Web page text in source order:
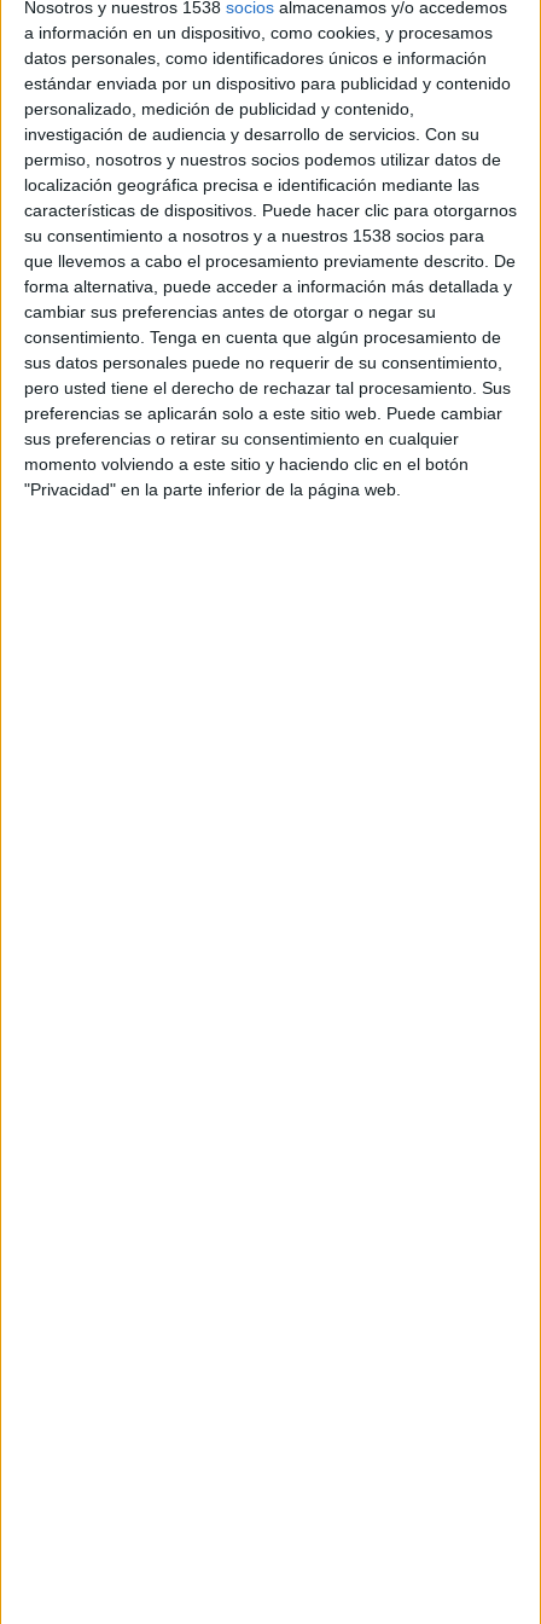
Nosotros y nuestros 1538 socios almacenamos y/o accedemos
a información en un dispositivo, como cookies, y procesamos
datos personales, como identificadores únicos e información
estándar enviada por un dispositivo para publicidad y contenido
personalizado, medición de publicidad y contenido,
investigación de audiencia y desarrollo de servicios. Con su
permiso, nosotros y nuestros socios podemos utilizar datos de
localización geográfica precisa e identificación mediante las
características de dispositivos. Puede hacer clic para otorgarnos
su consentimiento a nosotros y a nuestros 1538 socios para
que llevemos a cabo el procesamiento previamente descrito. De
forma alternativa, puede acceder a información más detallada y
cambiar sus preferencias antes de otorgar o negar su
consentimiento. Tenga en cuenta que algún procesamiento de
sus datos personales puede no requerir de su consentimiento,
pero usted tiene el derecho de rechazar tal procesamiento. Sus
preferencias se aplicarán solo a este sitio web. Puede cambiar
sus preferencias o retirar su consentimiento en cualquier
momento volviendo a este sitio y haciendo clic en el botón
"Privacidad" en la parte inferior de la página web.
utilidad que representa internet para los españoles para informarse, aconsejar y
fomentar la ilusión y concretamente las redes sociales para dar pistas sobre lo que
queremos de regalo o incluso para hacer nuestra carta a los Reyes o Papá Nöel.
Repescto al estudio que se ha hecho en Facebook, queda reflejada la alta
popularidad tanto de los Reyes de Oriente, con 241.152 ‘Me gusta’, como de
Papá Nöel, que suma 220.071 . Además, hay 62.442 personas, que reconocen en
Facebook, tener problemas para conciliar el sueño la noche antes de los Reyes,
debido a los nervios y otra pide a sus Majestades más cuidado, repartiendo los
caramelos en las cabalgatas, pues 23.367 personas afirman haber recibido algún
‘caramelazo’ alguna vez. Papá Noel, por su parte, recibe algunas peticiones
peculiares, como 6.309 personas que le piden como regalo un integrante del
grupo de música alemán Tokio Hotel.
El estudio realizado en Twitter señala que cada hora se hace referencia a los Reyes
Magos entorno a 298 veces y 132 a Papá Noel e incluso la red de microblogging
se ha llenado de tweets dando pistas sobre los regalos más deseados.
En lo que respecta a Youtube, los Reyes Magos acumulan 197 vídeos con
6.122.253 reproducciones, mientras que Papá Noel aparece en 107 vídeos, que